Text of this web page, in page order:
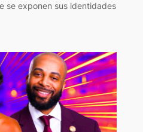
se exponen sus identidades